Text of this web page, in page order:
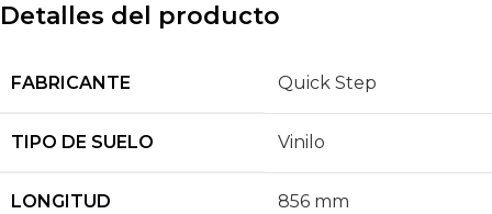
Detalles del producto
FABRICANTE Quick Step
TIPO DE SUELO Vinilo
LONGITUD 856 mm